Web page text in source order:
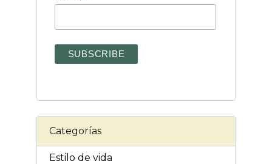
Categorías
Estilo de vida